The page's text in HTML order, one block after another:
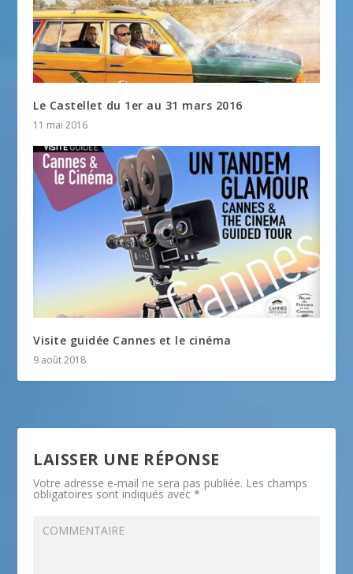
Le Castellet du 1er au 31 mars 2016
11 mai 2016
Visite guidée Cannes et le cinéma
9 août 2018
LAISSER UNE RÉPONSE
Votre adresse e-mail ne sera pas publiée. Les champs
obligatoires sont indiqués avec*